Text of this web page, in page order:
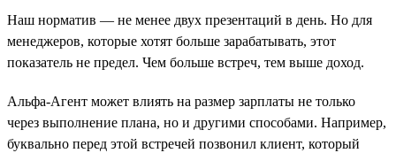
Наш норматив — не менее двух презентаций в день. Но для
менеджеров, которые хотят больше зарабатывать, этот
показатель не предел. Чем больше встреч, тем выше доход.
Альфа-Агент может влиять на размер зарплаты не только
через выполнение плана, но и другими способами. Например,
буквально перед этой встречей позвонил клиент, который